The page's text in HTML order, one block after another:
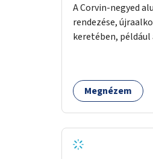
A Corvin-negyed
rendezése,
keretében,
alkotásai,
alkalmat adva a
Megnézem